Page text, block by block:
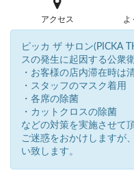
アクセス よ
ピッカ ザ サロン(PICKA
スの発生に起因する公衆
・お客様の店内滞在時は
・スタッフのマスク着用
・各席の除菌
・カットクロスの除菌
などの対策を実施させて
ご迷惑をおかけしますが
い致します。